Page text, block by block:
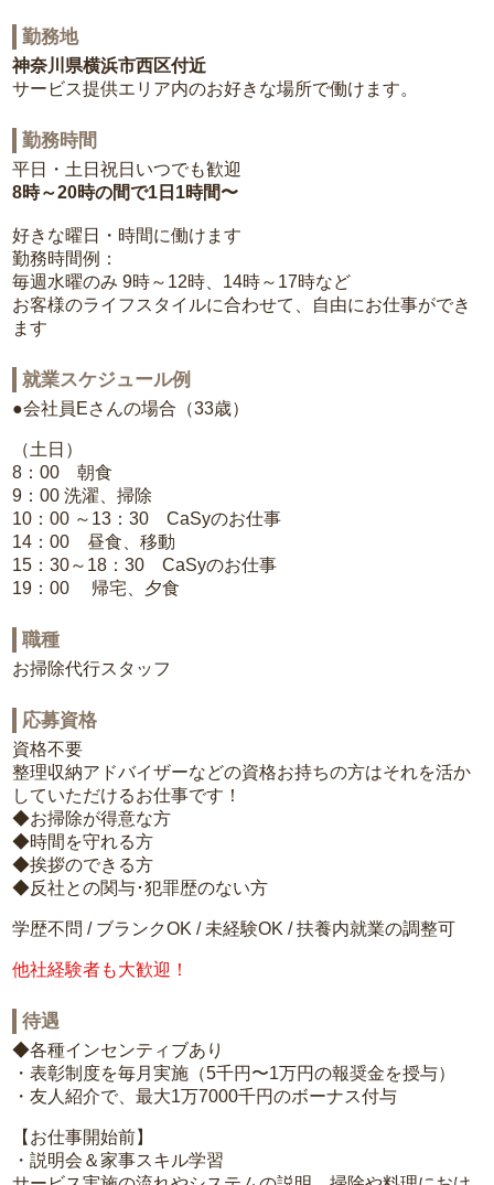
勤務地
神奈川県横浜市西区付近
サービス提供エリア内のお好きな場所で働けます。
勤務時間
平日・土日祝日いつでも歓迎
8時～20時の間で1日1時間〜
好きな曜日・時間に働けます
勤務時間例：
毎週水曜のみ 9時～12時、14時～17時など
お客様のライフスタイルに合わせて、自由にお仕事ができ
ます
就業スケジュール例
●会社員Eさんの場合（33歳）
（土日）
8：00 朝食
9：00 洗濯、掃除
10：00 ～13：30 CaSyのお仕事
14：00 昼食、移動
15：30～18：30 CaSyのお仕事
19：00 帰宅、夕食
職種
お掃除代行スタッフ
応募資格
資格不要
整理収納アドバイザーなどの資格お持ちの方はそれを活か
していただけるお仕事です！
◆お掃除が得意な方
◆時間を守れる方
◆挨拶のできる方
◆反社との関与･犯罪歴のない方
学歴不問 / ブランクOK / 未経験OK / 扶養内就業の調整可
他社経験者も大歓迎！
待遇
◆各種インセンティブあり
・表彰制度を毎月実施（5千円〜1万円の報奨金を授与）
・友人紹介で、最大1万7000千円のボーナス付与
【お仕事開始前】
・説明会＆家事スキル学習